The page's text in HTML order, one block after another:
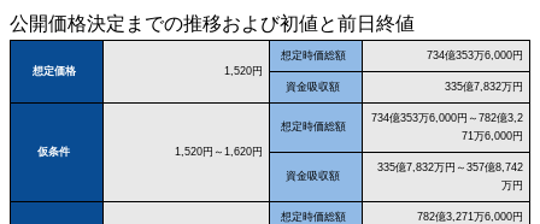
公開価格決定までの推移および初値と前日終値
想定価格 1,520円
想定時価総額 734億353万6,000円
資金吸収額 335億7,832万円
仮条件 1,520円～1,620円
想定時価総額
734億353万6,000円～782億3,2
71万6,000円
資金吸収額
335億7,832万円～357億8,742
万円
想定時価総額 782億3,271万6,000円